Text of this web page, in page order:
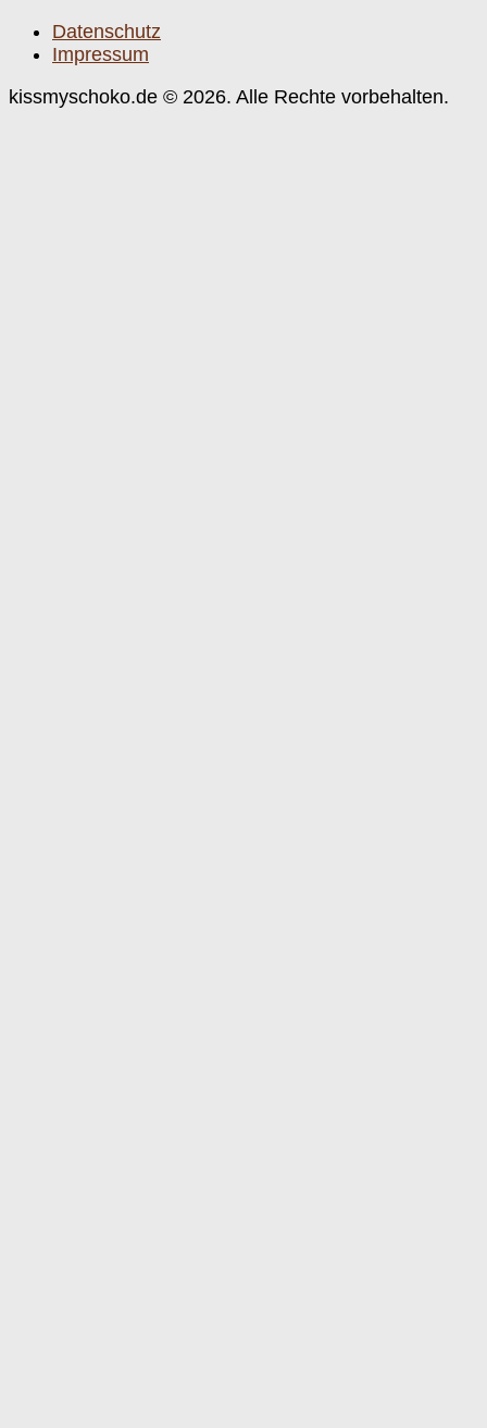
Datenschutz
Impressum
kissmyschoko.de © 2026. Alle Rechte vorbehalten.